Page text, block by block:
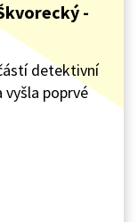
-
detektivní
poprvé